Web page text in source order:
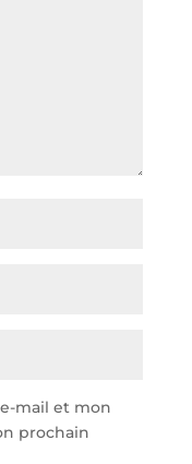
mail et mon
prochain